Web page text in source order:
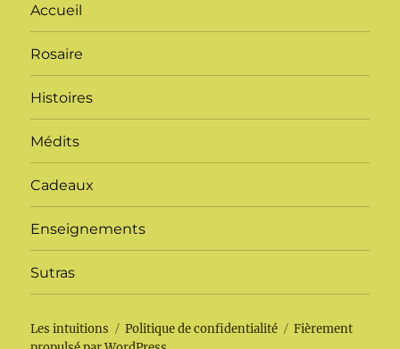
Accueil
Rosaire
Histoires
Médits
Cadeaux
Enseignements
Sutras
Les intuitions Politique de confidentialité
Fièrement